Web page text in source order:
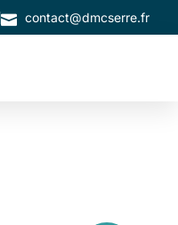
contact@dmcserre.fr